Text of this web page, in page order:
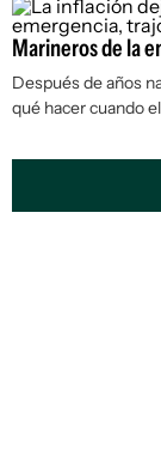
Marineros de la
Después de años
qué hacer cuando